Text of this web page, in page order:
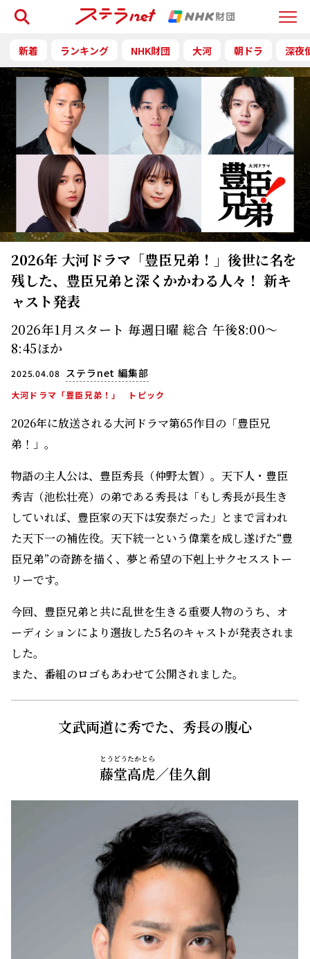
Menu
検索
新着 ランキング NHK財団 大河 朝ドラ 深夜
2026年 大河ドラマ「豊臣兄弟！」後世に名を
残した、豊臣兄弟と深くかかわる人々！ 新キ
ャスト発表
2026年1月スタート 毎週日曜 総合 午後8:00～
8:45ほか
2025.04.08 ステラnet 編集部
大河ドラマ「豊臣兄弟！」 トピック
2026年に放送される大河ドラマ第65作目の「豊臣兄
弟！」。
物語の主人公は、豊臣秀長（仲野太賀）。天下人・豊臣
秀吉（池松壮亮）の弟である秀長は「もし秀長が長生き
していれば、豊臣家の天下は安泰だった」とまで言われ
た天下一の補佐役。天下統一という偉業を成し遂げた“豊
臣兄弟”の奇跡を描く、夢と希望の下剋上サクセスストー
リーです。
今回、豊臣兄弟と共に乱世を生きる重要人物のうち、オ
ーディションにより選抜した5名のキャストが発表されま
した。
また、番組のロゴもあわせて公開されました。
文武両道に秀でた、秀長の腹心
藤堂高虎
とうどうたかとら
／佳久創